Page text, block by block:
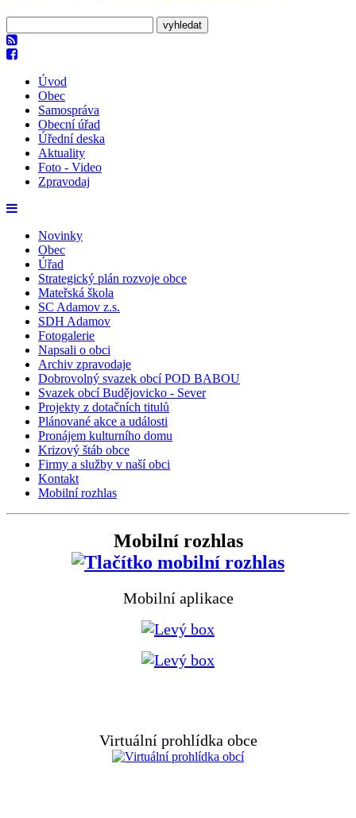
Úvod
Obec
Samospráva
Obecní úřad
Úřední deska
Aktuality
Foto - Video
Zpravodaj
Novinky
Obec
Úřad
Strategický plán rozvoje obce
Mateřská škola
SC Adamov z.s.
SDH Adamov
Fotogalerie
Napsali o obci
Archiv zpravodaje
Dobrovolný svazek obcí POD BABOU
Svazek obcí Budějovicko - Sever
Projekty z dotačních titulů
Plánované akce a události
Pronájem kulturního domu
Krizový štáb obce
Firmy a služby v naší obci
Kontakt
Mobilní rozhlas
Mobilní rozhlas
Mobilní aplikace
Virtuální prohlídka obce